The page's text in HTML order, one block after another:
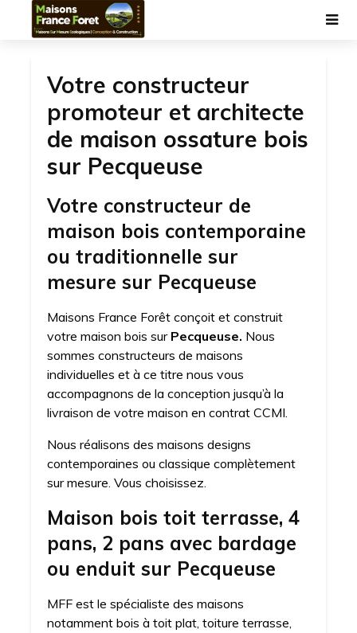
Votre constructeur
promoteur et architecte
de maison ossature bois
sur Pecqueuse
Votre constructeur de
maison bois contemporaine
ou traditionnelle sur
mesure sur Pecqueuse
Maisons France Forêt conçoit et construit
votre maison bois sur Pecqueuse. Nous
sommes constructeurs de maisons
individuelles et à ce titre nous vous
accompagnons de la conception jusqu’à la
livraison de votre maison en contrat CCMI.
Nous réalisons des maisons designs
contemporaines ou classique complètement
sur mesure. Vous choisissez.
Maison bois toit terrasse, 4
pans, 2 pans avec bardage
ou enduit sur Pecqueuse
MFF est le spécialiste des maisons
notamment bois à toit plat, toiture terrasse,